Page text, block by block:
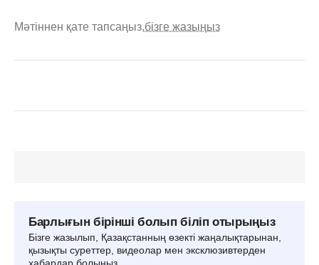
Мәтіннен қате тапсаңыз,бізге жазыңыз
Барлығын бірінші болып біліп отырыңыз
Бізге жазылып, Қазақстанның өзекті жаңалықтарынан,
қызықты суреттер, видеолар мен эксклюзивтерден
хабардар болыңыз.